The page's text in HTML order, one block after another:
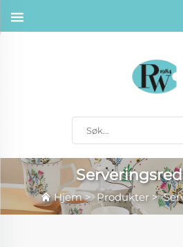
Hjem>Produkter>